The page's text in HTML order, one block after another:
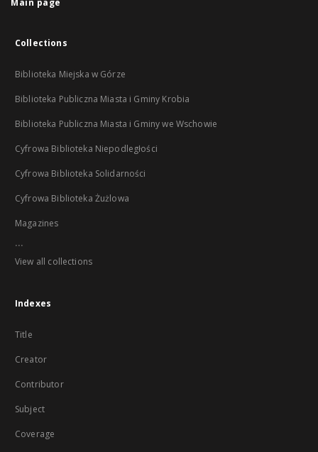
Main page
Collections
Biblioteka Miejska w Górze
Biblioteka Publiczna Miasta i Gminy Krobia
Biblioteka Publiczna Miasta i Gminy we Wschowie
Cyfrowa Biblioteka Niepodległości
Cyfrowa Biblioteka Solidarności
Cyfrowa Biblioteka Żużlowa
Magazines
...
View all collections
Indexes
Title
Creator
Contributor
Subject
Coverage